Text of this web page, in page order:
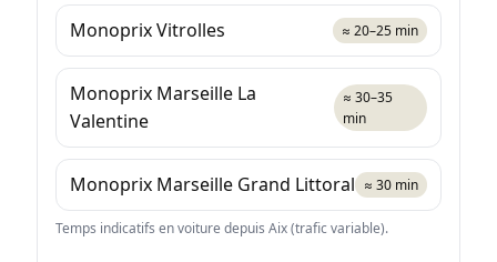
Monoprix Vitrolles ≈ 20–25 min
Monoprix Marseille La
Valentine
≈ 30–35
min
Monoprix Marseille Grand Littoral ≈ 30 min
Temps indicatifs en voiture depuis Aix (trafic variable).